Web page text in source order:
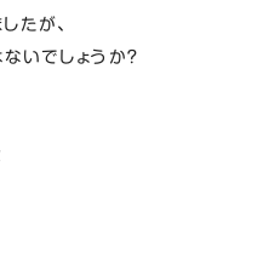
たが、
いでしょうか？